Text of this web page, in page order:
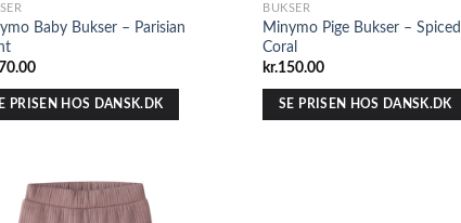
Baby Bukser – Parisian
PRISEN HOS DANSK.DK
BUKSER
Minymo Pige Bukser – Spiced
Coral
kr.150.00
SE PRISEN HOS DANSK.DK